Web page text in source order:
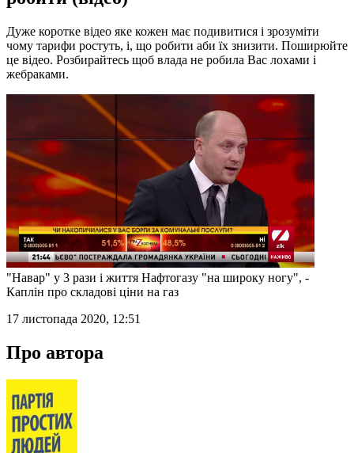
Дуже коротке відео яке кожен має подивитися і зрозуміти
чому тарифи ростуть, і, що робити аби їх знизити. Поширюйте
це відео. Розбирайтесь щоб влада не робила Вас лохами і
жебраками.
"Навар" у 3 рази і життя Нафтогазу "на широку ногу", -
Каплін про складові ціни на газ
17 листопада 2020, 12:51
Про автора